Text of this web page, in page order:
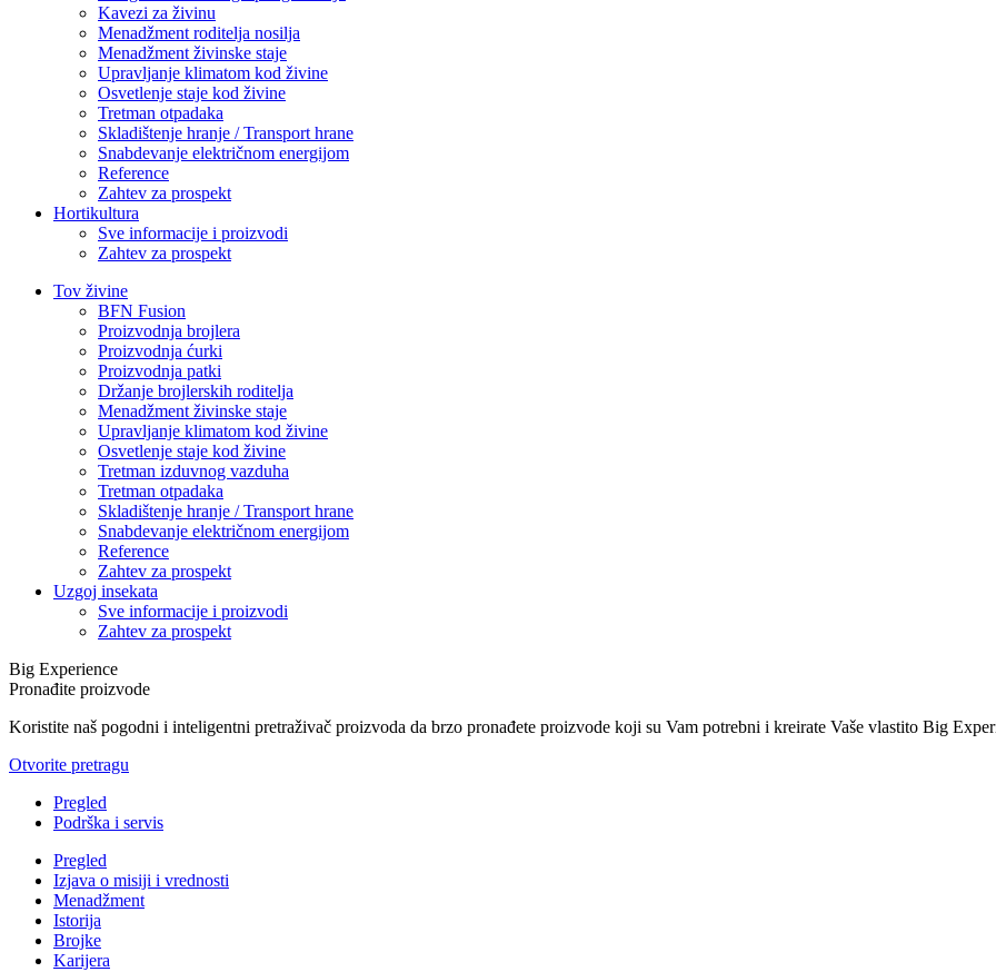
Kavezi za živinu
Menadžment roditelja nosilja
Menadžment živinske staje
Upravljanje klimatom kod živine
Osvetlenje staje kod živine
Tretman otpadaka
Skladištenje hranje / Transport hrane
Snabdevanje električnom energijom
Reference
Zahtev za prospekt
Hortikultura
Sve informacije i proizvodi
Zahtev za prospekt
Tov živine
BFN Fusion
Proizvodnja brojlera
Proizvodnja ćurki
Proizvodnja patki
Držanje brojlerskih roditelja
Menadžment živinske staje
Upravljanje klimatom kod živine
Osvetlenje staje kod živine
Tretman izduvnog vazduha
Tretman otpadaka
Skladištenje hranje / Transport hrane
Snabdevanje električnom energijom
Reference
Zahtev za prospekt
Uzgoj insekata
Sve informacije i proizvodi
Zahtev za prospekt
Big Experience
Pronađite proizvode
Koristite naš pogodni i inteligentni pretraživač proizvoda da brzo pronađete proizvode koji su Vam potrebni i kreirate Vaše vlastito Big
Otvorite pretragu
Pregled
Podrška i servis
Pregled
Izjava o misiji i vrednosti
Menadžment
Istorija
Brojke
Karijera